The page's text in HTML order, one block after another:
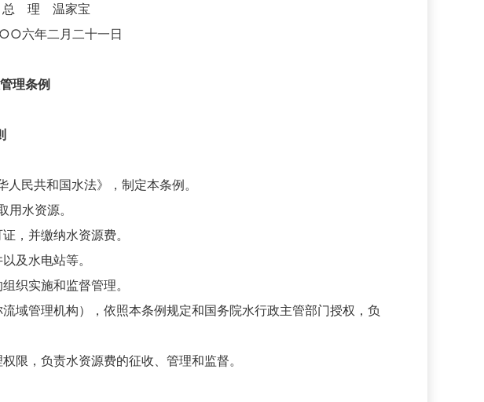
总 理 温家宝
六年二月二十一日
理条例
民共和国水法》，制定本条例。
水资源。
，并缴纳水资源费。
及水电站等。
织实施和监督管理。
管理机构），依照本条例规定和国务院水行政主管部门授权，负
，负责水资源费的征收、管理和监督。